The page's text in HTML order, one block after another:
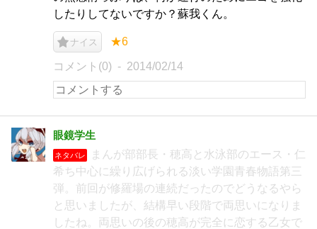
したりしてないですか？蘇我くん。
ナイス ★6
コメント(0) 2014/02/14
眼鏡学生
ネタバレ
まんが部部長・穂高と水泳部のエース・仁
希ち中心に繰り広げられる淡い学園青春物語第三
弾。前回が修羅場の連続だったのでどうなるやら
と思いましたが、結構早い段階で両思いになりま
したね。両思いの後の穂高が完全に恋する乙女で